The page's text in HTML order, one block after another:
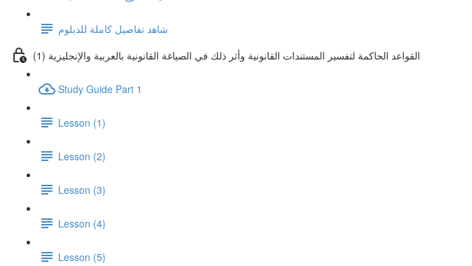
شاهد تفاصيل كاملة للدبلوم
(1) القواعد الحاكمة لتفسير المستندات القانونية وأثر ذلك في الصياغة القانونية بالعربية والإنجليزية
Study Guide Part 1
Lesson (1)
Lesson (2)
Lesson (3)
Lesson (4)
Lesson (5)